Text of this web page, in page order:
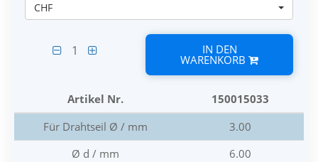
CHF
1 IN DEN
WARENKORB
Artikel Nr.
150015033
Für Drahtseil Ø / mm
3.00
Ø d / mm
6.00